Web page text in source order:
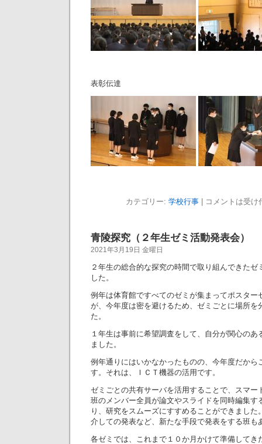
表彰伝達
カテゴリー: 学校行事| コメントは受け
青陵探究（２年生ゼミ活動発表会）
2021年3月19日 金曜日
２年生の総合的な探究の時間で取り組んできたゼ
した。
例年は体育館ですべてのゼミが集まってポスター
が、今年度は密を避けるため、ゼミごとに場所を
た。
１年生は事前に希望調査をして、自分が関心のあ
ました。
例年通りにはいかなかったものの、今年度だから
す。それは、ＩＣＴ機器の活用です。
ゼミごとの共有サーバを活用することで、スマー
班のメンバー全員が論文やスライドを同時編集す
り、研究をスムーズにすすめることができました
介しての発表など、新たな手段で発表をする班も
各ゼミでは、これまで１０か月かけて準備してき